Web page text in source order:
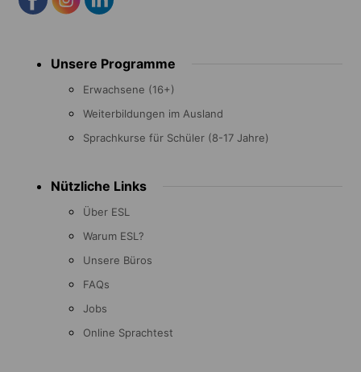
menu Unsere Programme
Erwachsene (16+)
Weiterbildungen im Ausland
Sprachkurse für Schüler (8-17 Jahre)
Nützliche Links
Über ESL
Warum ESL?
Unsere Büros
FAQs
Jobs
Online Sprachtest